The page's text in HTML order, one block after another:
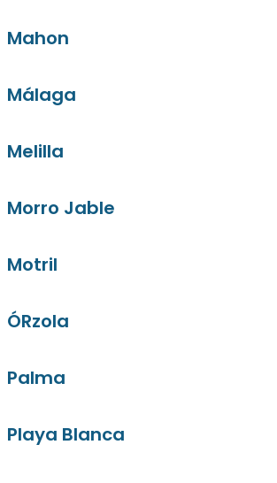
Mahon
Málaga
Melilla
Morro Jable
Motril
ÓRzola
Palma
Playa Blanca